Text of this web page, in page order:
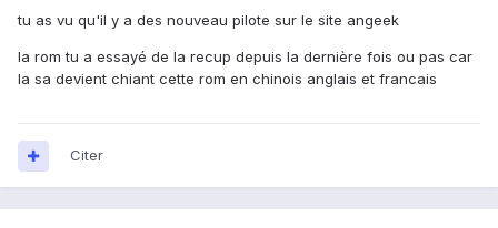
tu as vu qu'il y a des nouveau pilote sur le site angeek
la rom tu a essayé de la recup depuis la dernière fois ou pas car
la sa devient chiant cette rom en chinois anglais et francais
Citer